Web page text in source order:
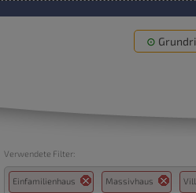
Verwendete Filter:
Einfamilienhaus Massivhaus